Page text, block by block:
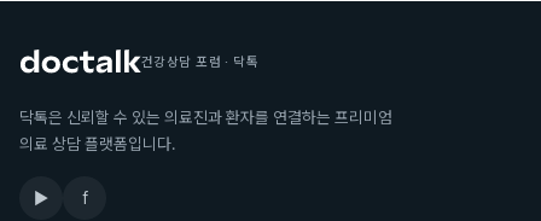
건강상담 포럼 · 닥톡
닥톡은 신뢰할 수 있는 의료진과 환자를 연결하는 프리미엄
의료 상담 플랫폼입니다.
▶ f